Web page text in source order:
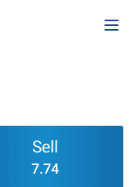
Sell
7.74